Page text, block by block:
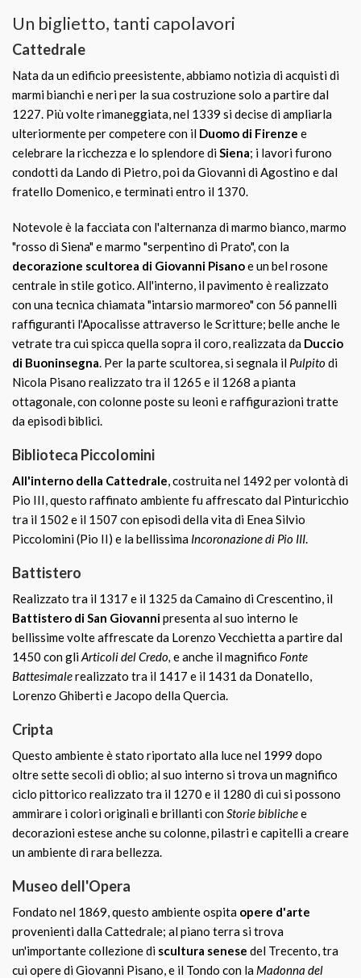
Un biglietto, tanti capolavori
Cattedrale
Nata da un edificio preesistente, abbiamo notizia di acquisti di
marmi bianchi e neri per la sua costruzione solo a partire dal
1227. Più volte rimaneggiata, nel 1339 si decise di ampliarla
ulteriormente per competere con il Duomo di Firenze e
celebrare la ricchezza e lo splendore diSiena; i lavori furono
condotti da Lando di Pietro, poi da Giovanni di Agostino e dal
fratello Domenico, e terminati entro il 1370.
Notevole è la facciata con l'alternanza di marmo bianco, marmo
"rosso di Siena" e marmo "serpentino di Prato", con la
decorazione scultorea di Giovanni Pisanoe un bel rosone
centrale in stile gotico. All'interno, il pavimento è realizzato
con una tecnica chiamata "intarsio marmoreo" con 56 pannelli
raffiguranti l'Apocalisse attraverso le Scritture; belle anche le
vetrate tra cui spicca quella sopra il coro, realizzata da Duccio
di Buoninsegna. Per la parte scultorea, si segnala il Pulpitodi
Nicola Pisano realizzato tra il 1265 e il 1268 a pianta
ottagonale, con colonne poste su leoni e raffigurazioni tratte
da episodi biblici.
Biblioteca Piccolomini
All'interno della Cattedrale, costruita nel 1492 per volontà di
Pio III, questo raffinato ambiente fu affrescato dal Pinturicchio
tra il 1502 e il 1507 con episodi della vita di Enea Silvio
Piccolomini (Pio II) e la bellissima Incoronazione di Pio III.
Battistero
Realizzato tra il 1317 e il 1325 da Camaino di Crescentino, il
Battistero di San Giovannipresenta al suo interno le
bellissime volte affrescate da Lorenzo Vecchietta a partire dal
1450 con gliArticoli del Credo, e anche il magnifico Fonte
Battesimalerealizzato tra il 1417 e il 1431 da Donatello,
Lorenzo Ghiberti e Jacopo della Quercia.
Cripta
Questo ambiente è stato riportato alla luce nel 1999 dopo
oltre sette secoli di oblio; al suo interno si trova un magnifico
ciclo pittorico realizzato tra il 1270 e il 1280 di cui si possono
ammirare i colori originali e brillanti conStorie biblichee
decorazioni estese anche su colonne, pilastri e capitelli a creare
un ambiente di rara bellezza.
Museo dell'Opera
Fondato nel 1869, questo ambiente ospita opere d'arte
provenienti dalla Cattedrale; al piano terra si trova
un'importante collezione di scultura senese del Trecento, tra
cui opere di Giovanni Pisano, e il Tondo con la Madonna del